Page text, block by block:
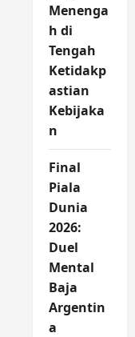
Menenga
h di
Tengah
Ketidakp
astian
Kebijaka
n
Final
Piala
Dunia
2026:
Duel
Mental
Baja
Argentin
a